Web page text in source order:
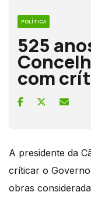
POLÍTICA
525
com
A presidente da
críticar o
obras